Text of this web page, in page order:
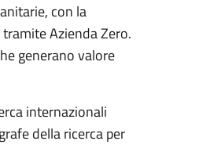
con la
Azienda Zero.
generano valore
internazionali
della ricerca per